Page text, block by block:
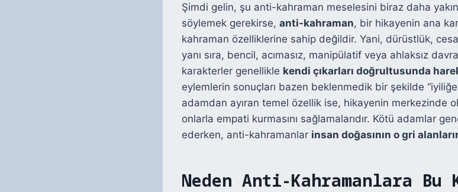
Şimdi gelin, şu anti-kahraman meselesini biraz daha
söylemek gerekirse, anti-kahraman, bir hikayenin ana
kahraman özelliklerine sahip değildir. Yani, dürüstlük,
yanı sıra, bencil, acımasız, manipülatif veya ahlaksız
karakterler genellikle kendi çıkarları doğrultusunda
eylemlerin sonuçları bazen beklenmedik bir şekilde
adamdan ayıran temel özellik ise, hikayenin merkezinde
onlarla empati kurmasını sağlamalarıdır. Kötü adamlar
ederken, anti-kahramanlar insan doğasının o gri
Neden Anti-Kahramanlara Bu